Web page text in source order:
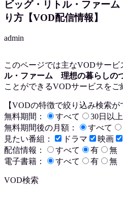
ビッグ・リトル・ファー
り方【VOD配信情報】
admin
このページでは主なVODサービ
ル・ファーム 理想の暮らしの
ことができるVODサービスをご
【VODの特徴で絞り込み検索が
無料期間：
すべて 30日以上
無料期間後の月額：
すべて
見たい番組：
ドラマ 映画
配信情報：
すべて 有
無
電子書籍：
すべて 有 無
VOD検索